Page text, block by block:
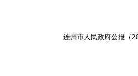
连州市人民政府公报（